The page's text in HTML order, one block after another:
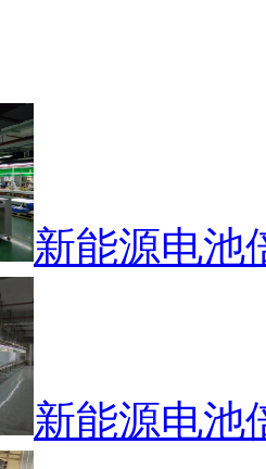
新能源电池
新能源电池